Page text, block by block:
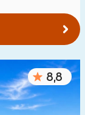
8,8